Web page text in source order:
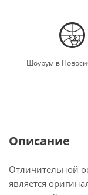
Шоурум в
Описание
Отличительной
является